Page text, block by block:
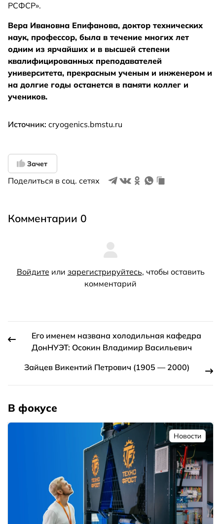
РСФСР».
Вера Ивановна Епифанова, доктор технических
наук, профессор, была в течение многих лет
одним из ярчайших и в высшей степени
квалифицированных преподавателей
университета, прекрасным ученым и инженером и
на долгие годы останется в памяти коллег и
учеников.
Источник: cryogenics.bmstu.ru
Зачет
Поделиться в соц. сетях
Комментарии 0
Войдите или зарегистрируйтесь, чтобы оставить
комментарий
Его именем названа холодильная кафедра
ДонНУЭТ: Осокин Владимир Васильевич
Зайцев Викентий Петрович (1905 — 2000)
В фокусе
Новости